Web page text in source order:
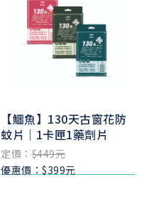
【鱷魚】130天古窗花防
蚊片｜1卡匣1藥劑片
定價：$449元
優惠價：$399元